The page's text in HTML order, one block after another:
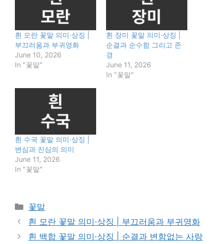
흰 모란 꽃말 의미·상징 |
부끄러움과 부귀영화
June 10, 2026
In "꽃말"
흰 장미 꽃말 의미·상징 |
순결과 순수함 그리고 존
경
June 11, 2026
In "꽃말"
흰 수국 꽃말 의미·상징 |
변심과 진심의 의미
June 11, 2026
In "꽃말"
Categories
꽃말
흰 모란 꽃말 의미·상징 | 부끄러움과 부귀영화
흰 백합 꽃말 의미·상징 | 순결과 변함없는 사랑